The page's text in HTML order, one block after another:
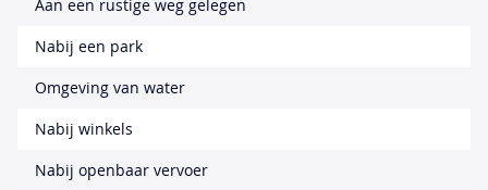
Aan een rustige weg gelegen
Nabij een park
Omgeving van water
Nabij winkels
Nabij openbaar vervoer